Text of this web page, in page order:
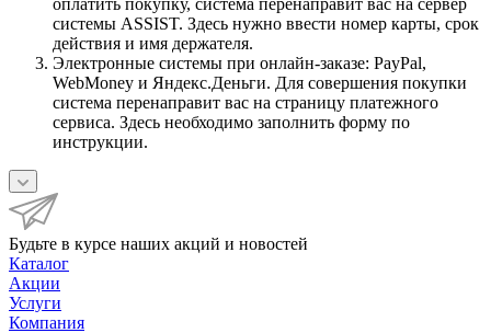
оплатить покупку, система перенаправит вас на сервер
системы ASSIST. Здесь нужно ввести номер карты, срок
действия и имя держателя.
Электронные системы при онлайн-заказе: PayPal,
WebMoney и Яндекс.Деньги. Для совершения покупки
система перенаправит вас на страницу платежного
сервиса. Здесь необходимо заполнить форму по
инструкции.
Будьте в курсе наших акций и новостей
Каталог
Акции
Услуги
Компания